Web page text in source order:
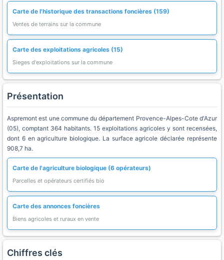
Carte de l'historique des transactions foncières (159)
Ventes de terrains sur la commune
Carte des exploitations agricoles (15)
Sieges d'exploitations sur la commune
Présentation
Aspremont est une commune du département Provence-Alpes-Cote d'Azur
(05), comptant 364 habitants. 15 exploitations agricoles y sont recensées,
dont 6 en agriculture biologique. La surface agricole déclarée représente
908,7 ha.
Carte de l'agriculture biologique (6 opérateurs)
Parcelles et opérateurs certifiés bio
Carte des annonces foncières
Biens agricoles et ruraux en vente
Chiffres clés